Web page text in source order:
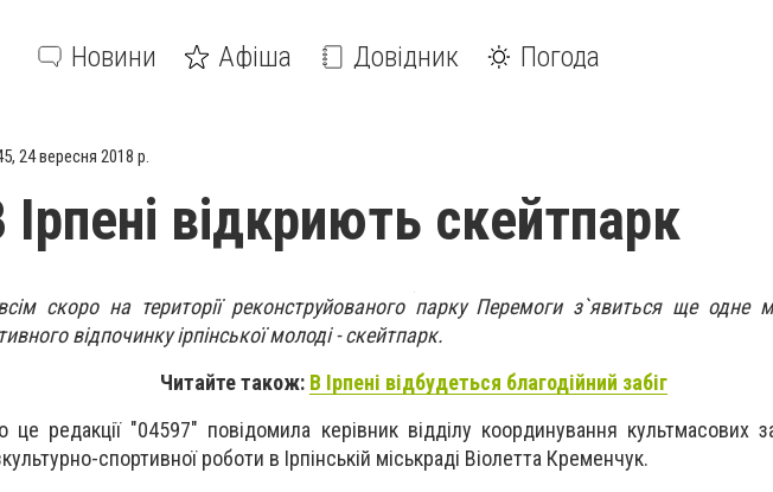
Новини Афіша Довідник Погода
24 вересня 2018 р.
Ірпені відкриють скейтпарк
скоро на території реконструйованого парку Перемоги з`явиться ще одне
відпочинку ірпінської молоді - скейтпарк.
Читайте також: В Ірпені відбудеться благодійний забіг
це редакції "04597" повідомила керівник відділу координування культмасових
спортивної роботи в Ірпінській міськраді Віолетта Кременчук.